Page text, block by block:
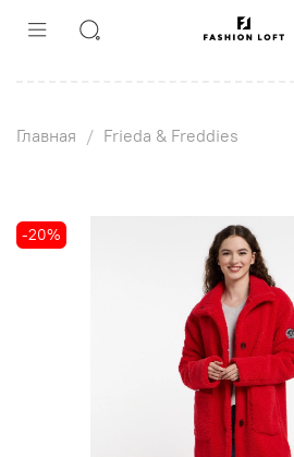
Главная Frieda & Freddies
-20%